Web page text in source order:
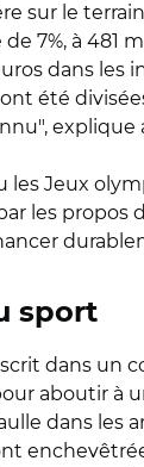
sur le
7%, à 481
dans les
été
les Jeux
les
sport
dans un
aboutir à
dans les